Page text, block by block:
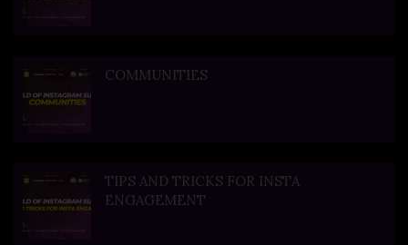
COMMUNITIES
TIPS AND TRICKS FOR INSTA
ENGAGEMENT